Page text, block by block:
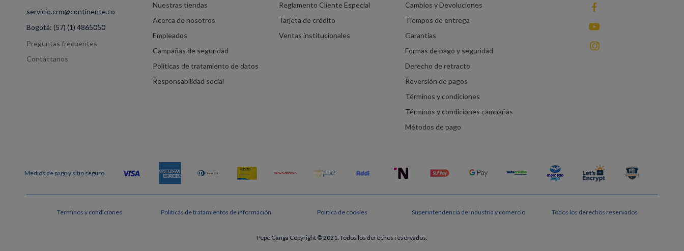
servicio.crm@continente.co
Bogotá: (57) (1) 4865050
Preguntas frecuentes
Contáctanos
Nuestras tiendas
Acerca de nosotros
Empleados
Campañas de seguridad
Políticas de tratamiento de datos
Responsabilidad social
Reglamento Cliente Especial
Tarjeta de crédito
Ventas institucionales
Cambios y Devoluciones
Tiempos de entrega
Garantías
Formas de pago y seguridad
Derecho de retracto
Reversión de pagos
Términos y condiciones
Términos y condiciones campañas
Métodos de pago
fb
You Tube
instagram
Terminos y condiciones Politicas de tratamientos de información Politica de cookies Superintendencia de industría y comercio Todos los derechos reservados
Pepe Ganga Copyright © 2021. Todos los derechos reservados.